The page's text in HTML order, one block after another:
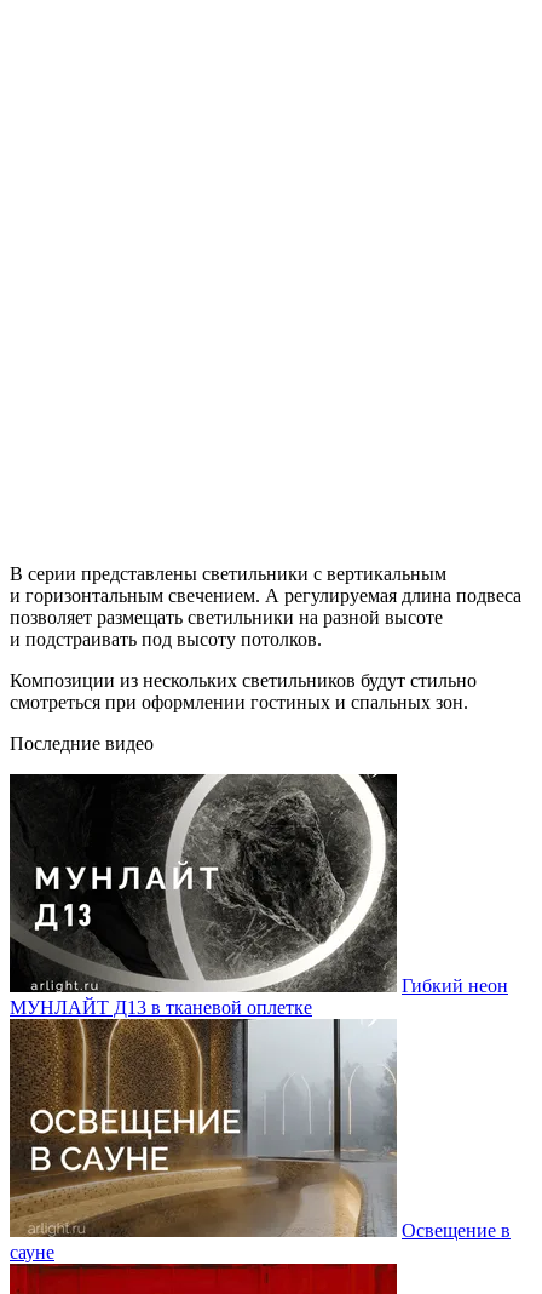
В серии представлены светильники с вертикальным
и горизонтальным свечением. А регулируемая длина подвеса
позволяет размещать светильники на разной высоте
и подстраивать под высоту потолков.
Композиции из нескольких светильников будут стильно
смотреться при оформлении гостиных и спальных зон.
Последние видео
Гибкий неон
МУНЛАЙТ Д13 в тканевой оплетке
Освещение в
сауне